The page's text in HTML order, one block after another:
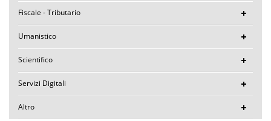
Fiscale - Tributario
Umanistico
Scientifico
Servizi Digitali
Altro